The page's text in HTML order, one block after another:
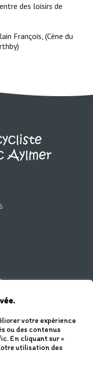
des loisirs de
François, (Cène du
votre expérience
ou des contenus
En cliquant sur «
utilisation des